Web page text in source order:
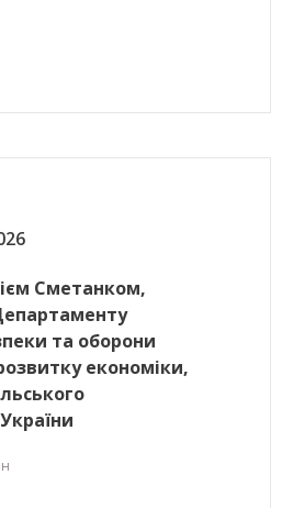
Сметанком,
та оборони
економіки,